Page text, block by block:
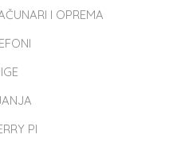
I OPREMA
PI